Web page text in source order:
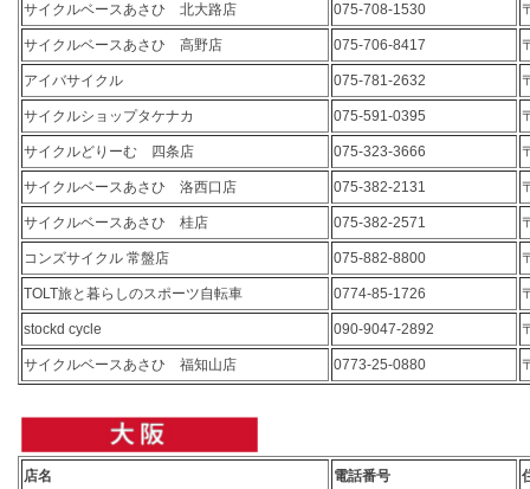
サイクルベースあさひ 北大路店 075-708-1530
サイクルベースあさひ 高野店 075-706-8417
アイバサイクル 075-781-2632
サイクルショップタケナカ 075-591-0395
サイクルどりーむ 四条店 075-323-3666
サイクルベースあさひ 洛西口店 075-382-2131
サイクルベースあさひ 桂店 075-382-2571
コンズサイクル 常盤店 075-882-8800
TOLT旅と暮らしのスポーツ自転車 0774-85-1726
stockd cycle 090-9047-2892
サイクルベースあさひ 福知山店 0773-25-0880
店名 電話番号